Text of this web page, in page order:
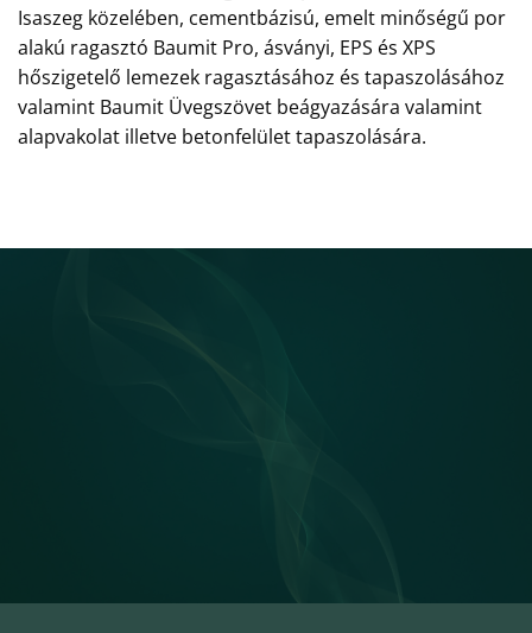
Isaszeg közelében, cementbázisú, emelt minőségű por
alakú ragasztó Baumit Pro, ásványi, EPS és XPS
hőszigetelő lemezek ragasztásához és tapaszolásához
valamint Baumit Üvegszövet beágyazására valamint
alapvakolat illetve betonfelület tapaszolására.